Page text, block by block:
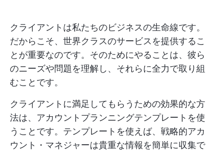
クライアントは私たちのビジネスの生命線です。
だからこそ、世界クラスのサービスを提供するこ
とが重要なのです。そのためにやることは、彼ら
のニーズや問題を理解し、それらに全力で取り組
むことです。
クライアントに満足してもらうための効果的な方
法は、アカウントプランニングテンプレートを使
うことです。テンプレートを使えば、戦略的アカ
ウント・マネジャーは貴重な情報を簡単に収集で